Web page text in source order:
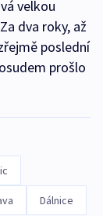
velkou
dva roky, až
poslední
prošlo
Dálnice